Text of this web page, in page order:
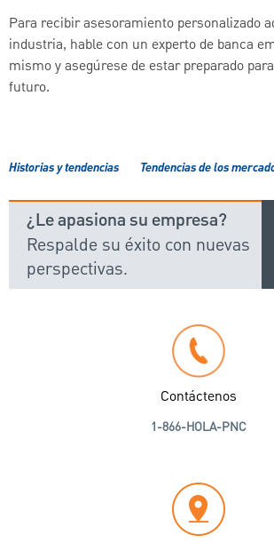
Para recibir asesoramiento personalizado
industria, hable con un experto de banca
mismo y asegúrese de estar preparado
futuro.
Historias y tendencias Tendencias de los
¿Le apasiona su empresa?
Respalde su éxito con nuevas
perspectivas.
Contáctenos
1-866-HOLA-PNC